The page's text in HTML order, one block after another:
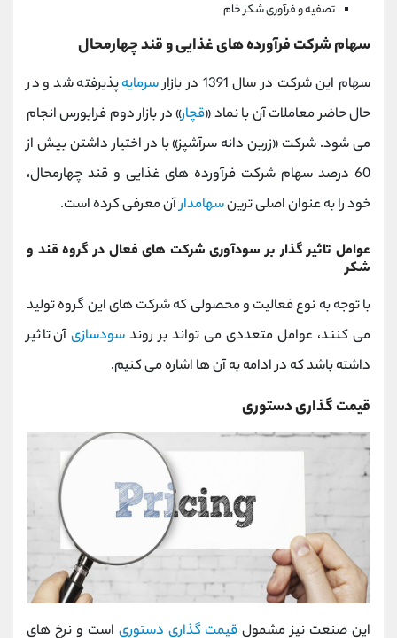
تصفیه و فرآوری شکر خام
سهام شرکت فرآورده های غذایی و قند چهارمحال
سهام این شرکت در سال 1391 در بازار سرمایهپذیرفته شد و در
حال حاضر معاملات آن با نماد «قچار» در بازار دوم فرابورس انجام
می شود. شرکت «زرین دانه سرآشپز» با در اختیار داشتن بیش از
60 درصد سهام شرکت فرآورده های غذایی و قند چهارمحال،
خود را به عنوان اصلی ترینسهامدارآن معرفی کرده است.
عوامل تاثیر گذار بر سودآوری شرکت های فعال در گروه قند و
شکر
با توجه به نوع فعالیت و محصولی که شرکت های این گروه تولید
می کنند، عوامل متعددی می تواند بر روند سودسازیآن تاثیر
داشته باشد که در ادامه به آن ها اشاره می کنیم.
قیمت گذاری دستوری
این صنعت نیز مشمول قیمت گذاری دستوری است و نرخ های